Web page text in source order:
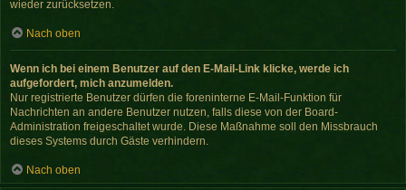
wieder zurücksetzen.
Nach oben
Wenn ich bei einem Benutzer auf den E-Mail-Link klicke, werde ich
aufgefordert, mich anzumelden.
Nur registrierte Benutzer dürfen die foreninterne E-Mail-Funktion für
Nachrichten an andere Benutzer nutzen, falls diese von der Board-
Administration freigeschaltet wurde. Diese Maßnahme soll den Missbrauch
dieses Systems durch Gäste verhindern.
Nach oben